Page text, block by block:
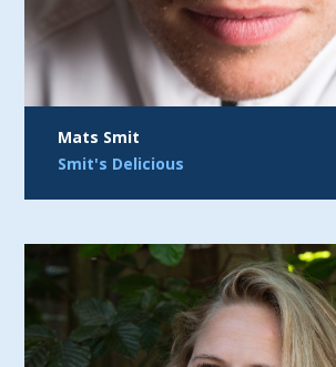
Mats Smit
Smit's Delicious